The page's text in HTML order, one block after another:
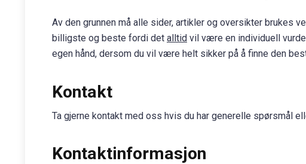
Av den grunnen må alle sider, artikler og oversikter brukes
billigste og beste fordi det alltid vil være en individuell
egen hånd, dersom du vil være helt sikker på å finne den
Kontakt
Ta gjerne kontakt med oss hvis du har generelle spørsmål
Kontaktinformasjon